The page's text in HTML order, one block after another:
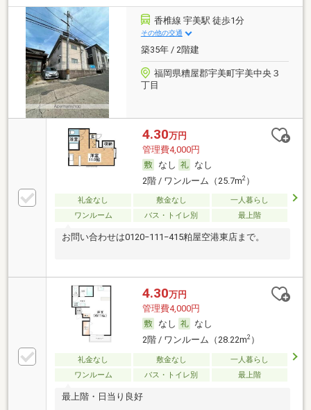
香椎線 宇美駅 徒歩1分
その他の交通
築35年 / 2階建
福岡県糟屋郡宇美町宇美中央３
丁目
4.30万円
管理費4,000円
なし
なし
2階 / ワンルーム（25.7m2）
礼金なし 敷金なし
一人暮らし
ワンルーム
バス・トイレ別 最上階
お問い合わせは0120−111−415粕屋空港東店まで。
4.30万円
管理費4,000円
なし
なし
2階 / ワンルーム（28.22m2）
礼金なし 敷金なし
一人暮らし
ワンルーム
バス・トイレ別 最上階
最上階・日当り良好